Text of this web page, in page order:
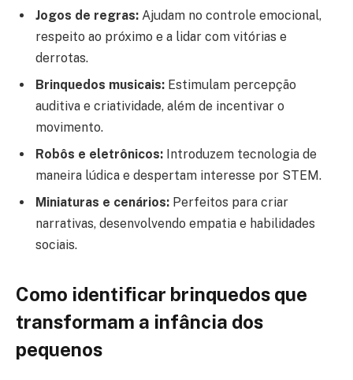
Jogos de regras: Ajudam no controle emocional,
respeito ao próximo e a lidar com vitórias e
derrotas.
Brinquedos musicais: Estimulam percepção
auditiva e criatividade, além de incentivar o
movimento.
Robôs e eletrônicos: Introduzem tecnologia de
maneira lúdica e despertam interesse por STEM.
Miniaturas e cenários: Perfeitos para criar
narrativas, desenvolvendo empatia e habilidades
sociais.
Como identificar brinquedos que
transformam a infância dos
pequenos